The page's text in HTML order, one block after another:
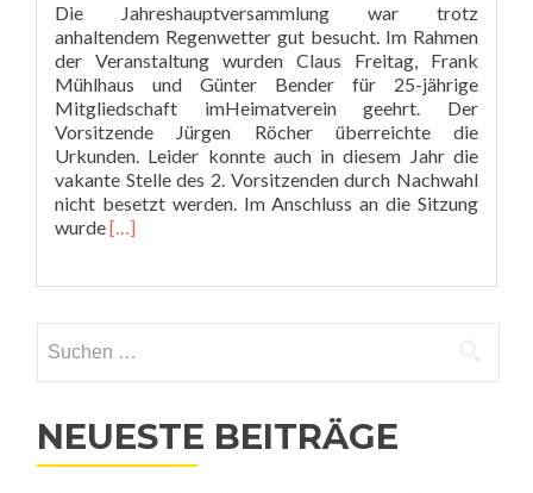
Die Jahreshauptversammlung war trotz
anhaltendem Regenwetter gut besucht. Im Rahmen
der Veranstaltung wurden Claus Freitag, Frank
Mühlhaus und Günter Bender für 25-jährige
Mitgliedschaft imHeimatverein geehrt. Der
Vorsitzende Jürgen Röcher überreichte die
Urkunden. Leider konnte auch in diesem Jahr die
vakante Stelle des 2. Vorsitzenden durch Nachwahl
nicht besetzt werden. Im Anschluss an die Sitzung
wurdeRead
am
5.3.2020
[…]
nach:
NEUESTE BEITRÄGE